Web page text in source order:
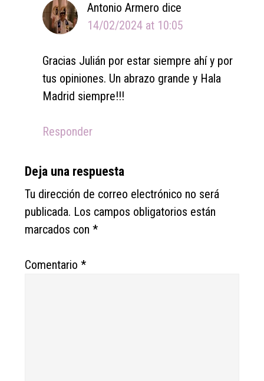
Antonio Armero dice
14/02/2024 at 10:05
Gracias Julián por estar siempre ahí y por
tus opiniones. Un abrazo grande y Hala
Madrid siempre!!!
Responder
Deja una respuesta
Tu dirección de correo electrónico no será
publicada. Los campos obligatorios están
marcados con*
Comentario*